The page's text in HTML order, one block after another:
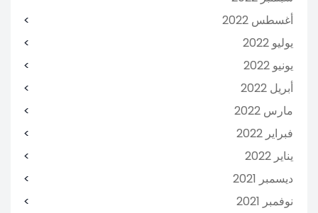
أغسطس 2022
يوليو 2022
يونيو 2022
أبريل 2022
مارس 2022
فبراير 2022
يناير 2022
ديسمبر 2021
نوفمبر 2021